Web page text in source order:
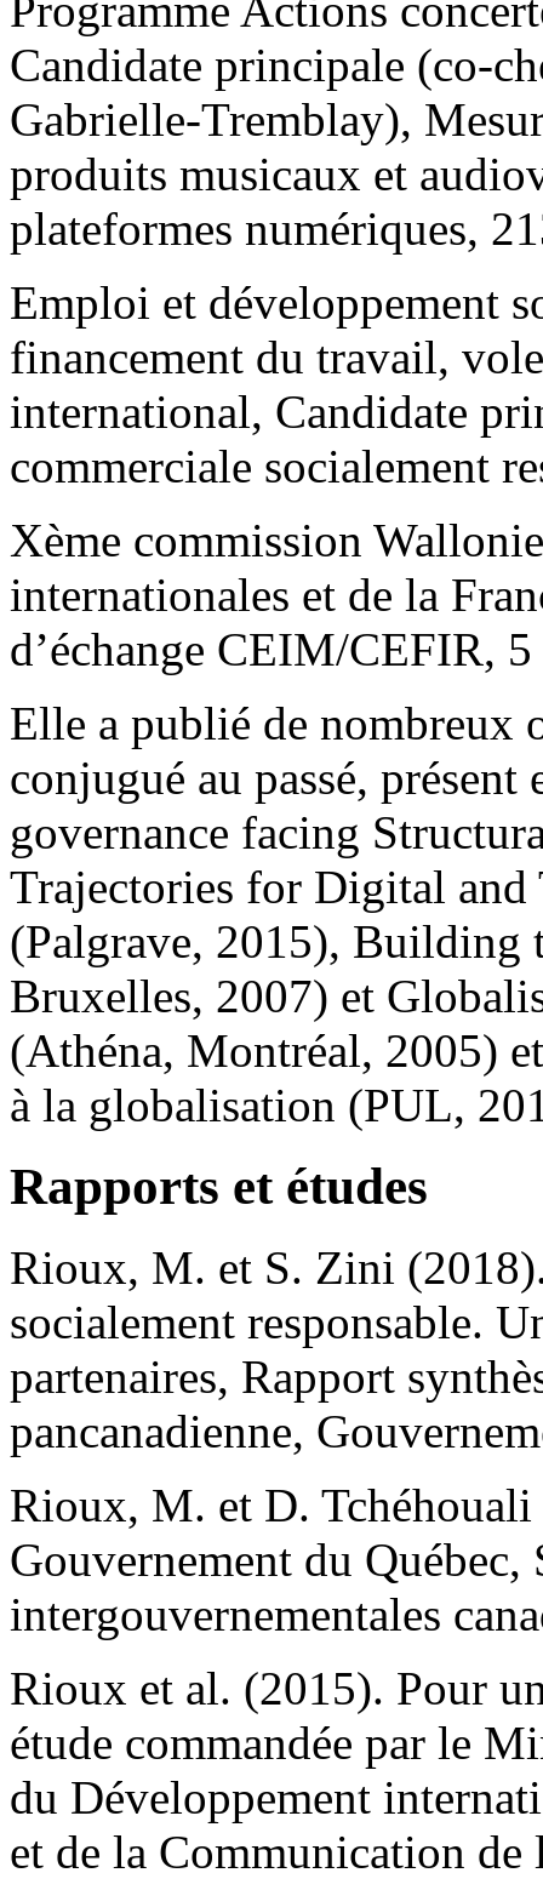
Programme Actions
Candidate principale (co-
Gabrielle-Tremblay),
produits musicaux et
plateformes numériques,
Emploi et développement
financement du travail,
international, Candidate
commerciale socialement
Xème commission
internationales et de la
d’échange CEIM/CEFIR,
Elle a publié de nombreux
conjugué au passé,
governance facing
Trajectories for Digital and
(Palgrave, 2015), Building
Bruxelles, 2007) et
(Athéna, Montréal, 2005)
à la globalisation (PUL,
Rapports et études
Rioux, M. et S. Zini
socialement responsable.
partenaires, Rapport
pancanadienne,
Rioux, M. et D.
Gouvernement du Québec,
intergouvernementales
Rioux et al. (2015). Pour
étude commandée par le
du Développement
et de la Communication de